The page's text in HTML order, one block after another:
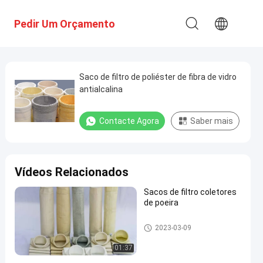
Pedir Um Orçamento
Saco de filtro de poliéster de fibra de vidro
antialcalina
Contacte Agora Saber mais
Vídeos Relacionados
01:37
Sacos de filtro coletores
de poeira
Sacos de filtro coletores de po
eira
2023-03-09